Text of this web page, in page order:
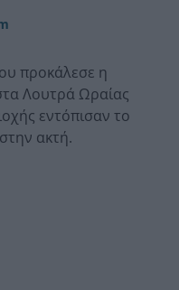
προκάλεσε η
Λουτρά Ωραίας
εντόπισαν το
ακτή.